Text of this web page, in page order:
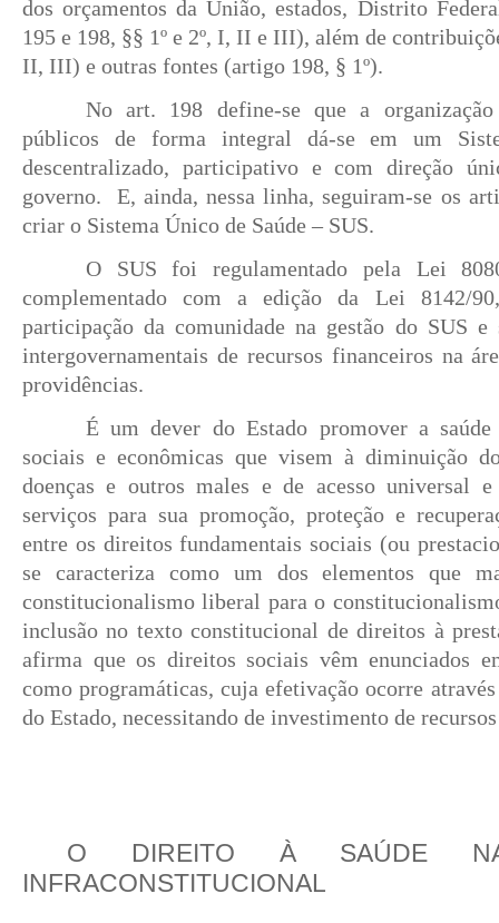
dos orçamentos da União, estados, Distrito
195 e 198, §§ 1º e 2º, I, II e III), além de
II, III) e outras fontes (artigo 198, § 1º).
No art. 198 define-se que a
públicos de forma integral dá-se em um
descentralizado, participativo e com direção
governo. E, ainda, nessa linha, seguiram-se os
criar o Sistema Único de Saúde – SUS.
O SUS foi regulamentado pela Lei
complementado com a edição da Lei 8142/
participação da comunidade na gestão do SUS e
intergovernamentais de recursos financeiros na
providências.
É um dever do Estado promover a
sociais e econômicas que visem à diminuição
doenças e outros males e de acesso universal
serviços para sua promoção, proteção e
entre os direitos fundamentais sociais (ou
se caracteriza como um dos elementos que
constitucionalismo liberal para o
inclusão no texto constitucional de direitos à
afirma que os direitos sociais vêm enunciados
como programáticas, cuja efetivação ocorre
do Estado, necessitando de investimento de
O DIREITO À SAÚDE NA
INFRACONSTITUCIONAL